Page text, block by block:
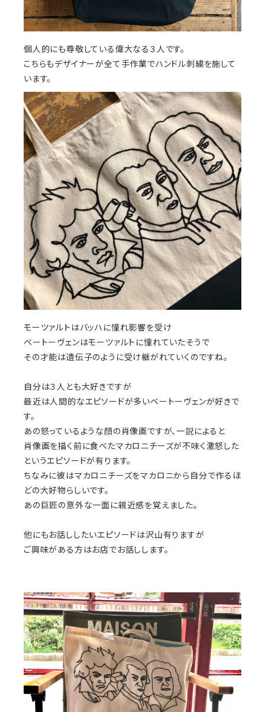
個人的にも尊敬している偉大なる３人です。
こちらもデザイナーが全て手作業でハンドル刺繍を施して
います。
モーツァルトはバッハに憧れ影響を受け
ベートーヴェンはモーツァルトに憧れていたそうで
その才能は遺伝子のように受け継がれていくのですね。
自分は３人とも大好きですが
最近は人間的なエピソードが多いベートーヴェンが好きで
す。
あの怒っているような顔の肖像画ですが、一説によると
肖像画を描く前に食べたマカロニチーズが不味く激怒した
というエピソードが有ります。
ちなみに彼はマカロニチーズをマカロニから自分で作るほ
どの大好物らしいです。
あの巨匠の意外な一面に親近感を覚えました。
他にもお話ししたいエピソードは沢山有りますが
ご興味がある方はお店でお話しします。